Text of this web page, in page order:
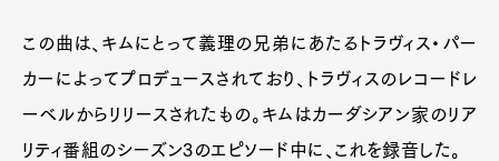
この曲は、キムにとって義理の兄弟にあたるトラヴィス・パー
カーによってプロデュースされており、トラヴィスのレコードレ
ーベルからリリースされたもの。キムはカーダシアン家のリア
リティ番組のシーズン3のエピソード中に、これを録音した。